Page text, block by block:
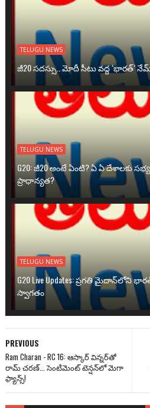
TELUGU NEWS
జీ20 సదస్సు.. మోదీ సీటు వద్ద ‘భారత్’
TELUGU NEWS
G20: జీ20 అంటే ఏంటి? ఏ ఏ దేశాలకు
ప్రాధాన్యత?
TELUGU NEWS
G20 Live Updates: ప్రగతి మైదాన్‌లోని
స్వాగతం
PREVIOUS
Ram Charan - RC 16: ఆస్కార్ విన్న‌ర్‌తో
రామ్ చ‌ర‌ణ్‌... సెంటిమెంట్ టెన్ష‌న్‌లో మెగా
ఫ్యాన్స్‌!